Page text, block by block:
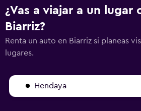
¿Vas a viajar a un lugar
Biarriz?
Renta un auto en Biarriz si planeas
lugares.
Hendaya